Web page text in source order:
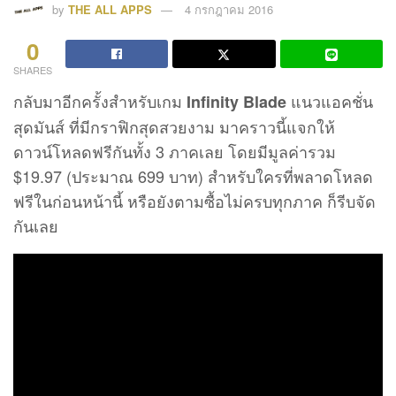
by THE ALL APPS 4 กรกฎาคม 2016
0
SHARES
กลับมาอีกครั้งสำหรับเกม Infinity Blade แนวแอคชั่น
สุดมันส์ ที่มีกราฟิกสุดสวยงาม มาคราวนี้แจกให้
ดาวน์โหลดฟรีกันทั้ง 3 ภาคเลย โดยมีมูลค่ารวม
$19.97 (ประมาณ 699 บาท) สำหรับใครที่พลาดโหลด
ฟรีในก่อนหน้านี้ หรือยังตามซื้อไม่ครบทุกภาค ก็รีบจัด
กันเลย